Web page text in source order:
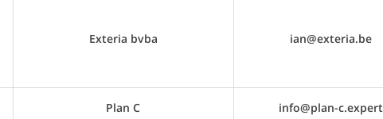
Exteria bvba ian@exteria.be
Plan C info@plan-c.expert